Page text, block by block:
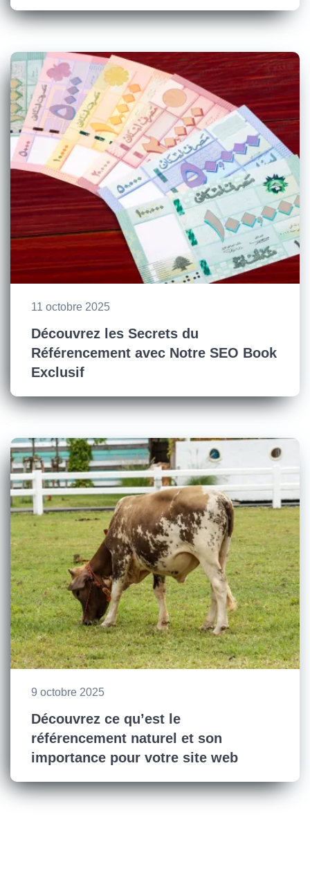
11 octobre 2025
Découvrez les Secrets du
Référencement avec Notre SEO Book
Exclusif
9 octobre 2025
Découvrez ce qu’est le
référencement naturel et son
importance pour votre site web